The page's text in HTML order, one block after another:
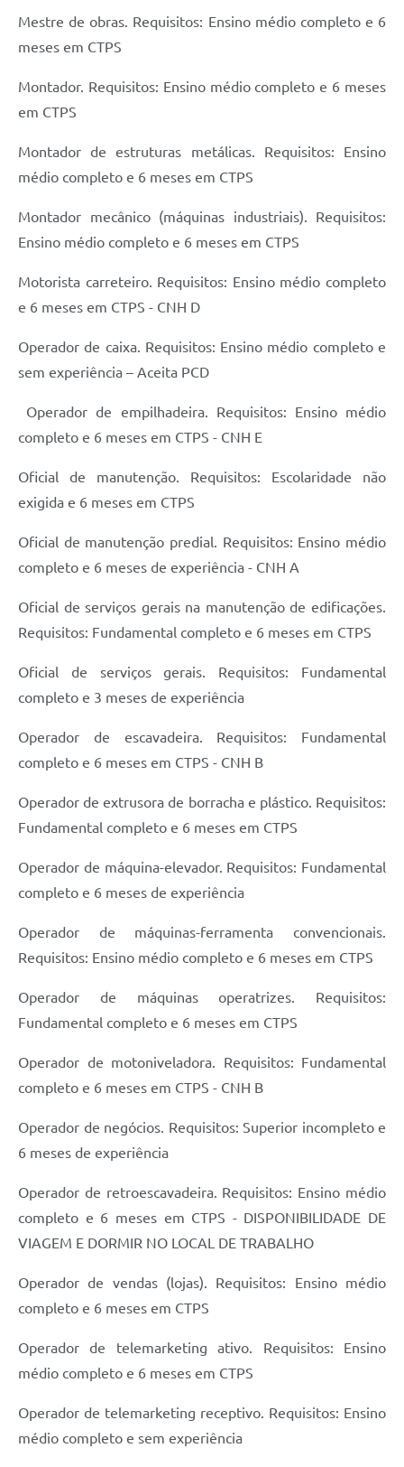
Mestre de obras. Requisitos: Ensino médio completo e 6
meses em CTPS
Montador. Requisitos: Ensino médio completo e 6 meses
em CTPS
Montador de estruturas metálicas. Requisitos: Ensino
médio completo e 6 meses em CTPS
Montador mecânico (máquinas industriais). Requisitos:
Ensino médio completo e 6 meses em CTPS
Motorista carreteiro. Requisitos: Ensino médio completo
e 6 meses em CTPS - CNH D
Operador de caixa. Requisitos: Ensino médio completo e
sem experiência – Aceita PCD
Operador de empilhadeira. Requisitos: Ensino médio
completo e 6 meses em CTPS - CNH E
Oficial de manutenção. Requisitos: Escolaridade não
exigida e 6 meses em CTPS
Oficial de manutenção predial. Requisitos: Ensino médio
completo e 6 meses de experiência - CNH A
Oficial de serviços gerais na manutenção de edificações.
Requisitos: Fundamental completo e 6 meses em CTPS
Oficial de serviços gerais. Requisitos: Fundamental
completo e 3 meses de experiência
Operador de escavadeira. Requisitos: Fundamental
completo e 6 meses em CTPS - CNH B
Operador de extrusora de borracha e plástico. Requisitos:
Fundamental completo e 6 meses em CTPS
Operador de máquina-elevador. Requisitos: Fundamental
completo e 6 meses de experiência
Operador de máquinas-ferramenta convencionais.
Requisitos: Ensino médio completo e 6 meses em CTPS
Operador de máquinas operatrizes. Requisitos:
Fundamental completo e 6 meses em CTPS
Operador de motoniveladora. Requisitos: Fundamental
completo e 6 meses em CTPS - CNH B
Operador de negócios. Requisitos: Superior incompleto e
6 meses de experiência
Operador de retroescavadeira. Requisitos: Ensino médio
completo e 6 meses em CTPS - DISPONIBILIDADE DE
VIAGEM E DORMIR NO LOCAL DE TRABALHO
Operador de vendas (lojas). Requisitos: Ensino médio
completo e 6 meses em CTPS
Operador de telemarketing ativo. Requisitos: Ensino
médio completo e 6 meses em CTPS
Operador de telemarketing receptivo. Requisitos: Ensino
médio completo e sem experiência